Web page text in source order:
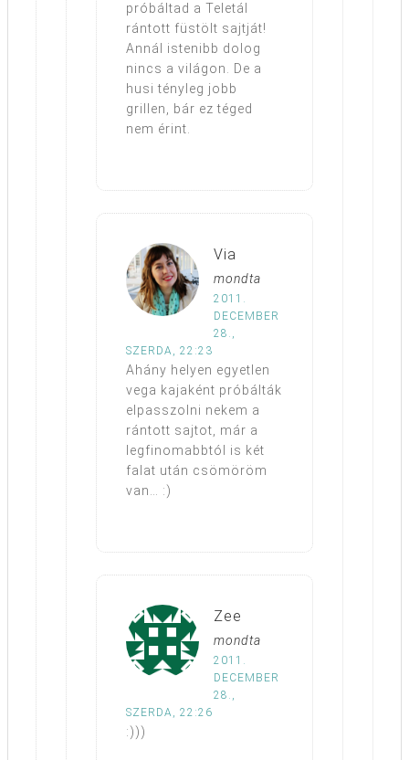
próbáltad a Teletál
rántott füstölt sajtját!
Annál istenibb dolog
nincs a világon. De a
husi tényleg jobb
grillen, bár ez téged
nem érint.
Via
mondta
2011.
DECEMBER
28.,
SZERDA, 22:23
Ahány helyen egyetlen
vega kajaként próbálták
elpasszolni nekem a
rántott sajtot, már a
legfinomabbtól is két
falat után csömöröm
van… :)
Zee
mondta
2011.
DECEMBER
28.,
SZERDA, 22:26
:)))